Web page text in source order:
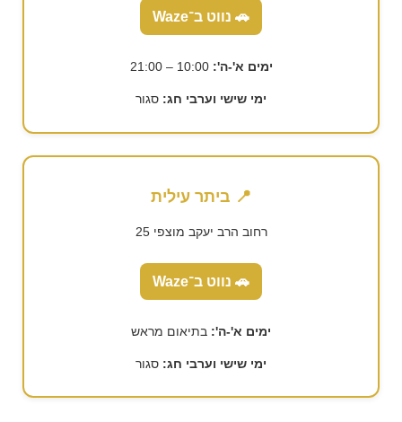
🚗 נווט ב־Waze
ימים א'-ה': 10:00 – 21:00
ימי שישי וערבי חג: סגור
📍 ביתר עילית
רחוב הרב יעקב מוצפי 25
🚗 נווט ב־Waze
ימים א'-ה': בתיאום מראש
ימי שישי וערבי חג: סגור